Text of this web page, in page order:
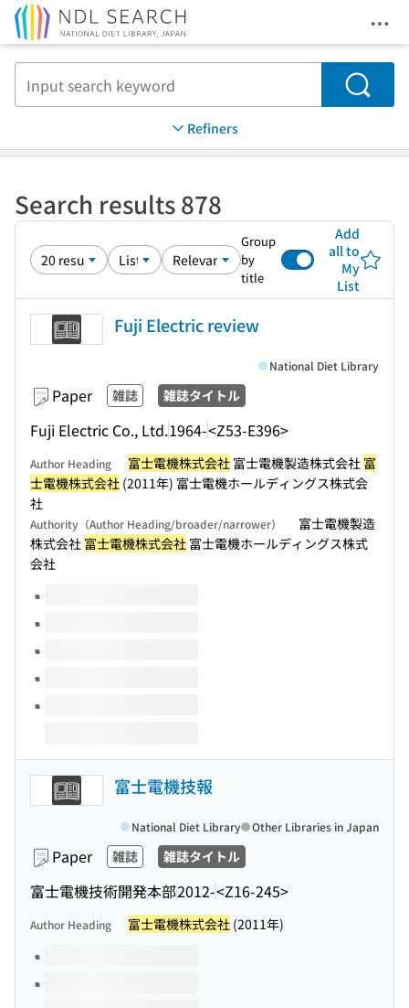
Search
Refiners
Search results 878
Group
by
title
Add
all to
My
List
Fuji Electric review
Paper 雑誌 雑誌タイトル
Fuji Electric Co., Ltd.1964-<Z53-E396>
National Diet Library
Author Heading 富士電機株式会社 富士電機製造株式会社 富
士電機株式会社 (2011年) 富士電機ホールディングス株式会
社
Authority（Author Heading/broader/narrower）
富士電機製造
株式会社 富士電機株式会社 富士電機ホールディングス株式
会社
Volumes of this title
富士電機技報
Paper 雑誌 雑誌タイトル
富士電機技術開発本部2012-<Z16-245>
National Diet Library Other Libraries in Japan
Author Heading 富士電機株式会社 (2011年)
Volumes of this title